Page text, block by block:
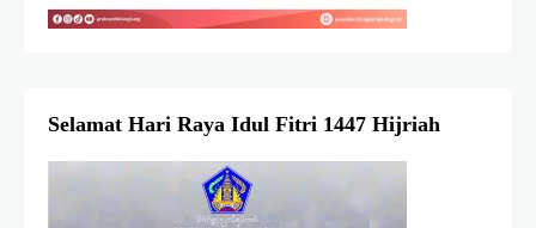
Selamat Hari Raya Idul Fitri 1447 Hijriah